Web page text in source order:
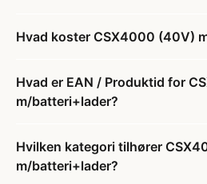
Hvad koster CSX4000 (40V)
Hvad er EAN / Produktid for
m/batteri+lader?
Hvilken kategori tilhører
m/batteri+lader?